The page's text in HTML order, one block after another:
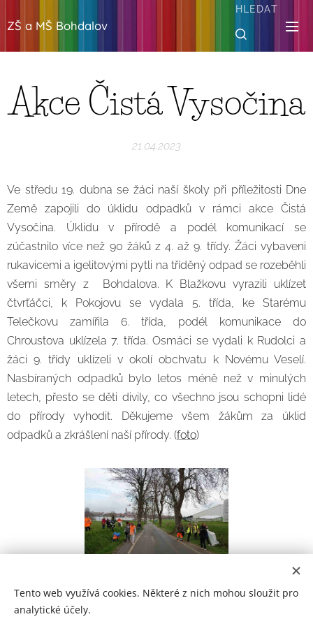
ZŠ a MŠ Bohdalov
HLEDAT
Akce Čistá Vysočina
21.04.2023
Ve středu 19. dubna se žáci naší školy při příležitosti Dne
Země zapojili do úklidu odpadků v rámci akce Čistá
Vysočina. Úklidu v přírodě a podél komunikací se
zúčastnilo více než 90 žáků z 4. až 9. třídy. Žáci vybaveni
rukavicemi a igelitovými pytli na tříděný odpad se rozeběhli
všemi směry z Bohdalova. K Blažkovu vyrazili uklízet
čtvrťáčci, k Pokojovu se vydala 5. třída, ke Starému
Telečkovu zamířila 6. třída, podél komunikace do
Chroustova uklízela 7. třída. Osmáci se vydali k Rudolci a
žáci 9. třídy uklízeli v okolí obchvatu k Novému Veselí.
Nasbíraných odpadků bylo letos méně než v minulých
letech, přesto se děti divily, co všechno jsou schopni lidé
do přírody vyhodit. Děkujeme všem žákům za úklid
odpadků a zkrášlení naší přírody. (foto)
Tento web využívá cookies. Některé z nich mohou sloužit pro
analytické účely.